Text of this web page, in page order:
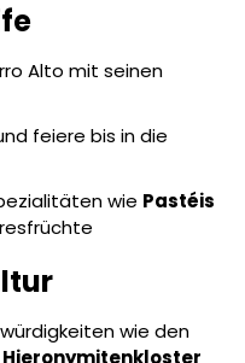
Alto mit seinen
feiere bis in die
wie Pastéis
wie den
Hieronymitenkloster